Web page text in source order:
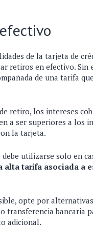
de la tarjeta de
retiros en efectivo. Sin
de una tarifa
retiro, los intereses
a ser superiores a los
la tarjeta.
utilizarse solo en
alta tarifa asociada a
opte por
transferencia bancaria
adicional.